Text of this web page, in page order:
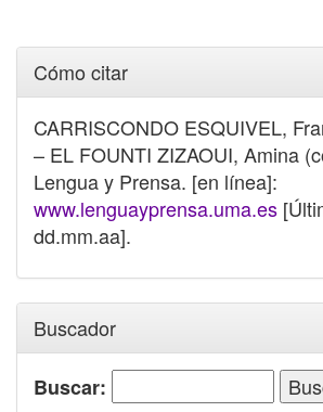
Cómo citar
CARRISCONDO ESQUIVEL,
– EL FOUNTI ZIZAOUI, Amina
Lengua y Prensa. [en línea]:
www.lenguayprensa.uma.es
dd.mm.aa].
Buscador
Buscar: